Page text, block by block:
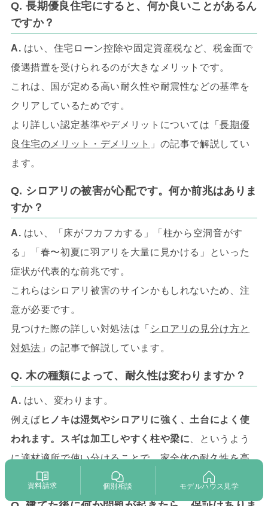
モデルハウス見学
個別相談
資料請求
Q. 長期優良住宅にすると、何か良いことがあるん
ですか？
A. はい、住宅ローン控除や固定資産税など、税金面で
優遇措置を受けられるのが大きなメリットです。
これは、国が定める高い耐久性や耐震性などの基準を
クリアしているためです。
より詳しい認定基準やデメリットについては「長期優
良住宅のメリット・デメリット
」の記事で解説してい
ます。
Q. シロアリの被害が心配です。何か前兆はありま
すか？
A. はい、「床がフカフカする」「柱から空洞音がす
る」「春〜初夏に羽アリを大量に見かける」といった
症状が代表的な前兆です。
これらはシロアリ被害のサインかもしれないため、注
意が必要です。
見つけた際の詳しい対処法は「 シロアリの見分け方と
対処法 」の記事で解説しています。
Q. 木の種類によって、耐久性は変わりますか？
A. はい、変わります。
例えば ヒノキは湿気やシロアリに強く、土台によく使
われます。スギは加工しやすく柱や梁に、というよう
に適材適所で使い分けることで、家全体の耐久性を高
めることができます。